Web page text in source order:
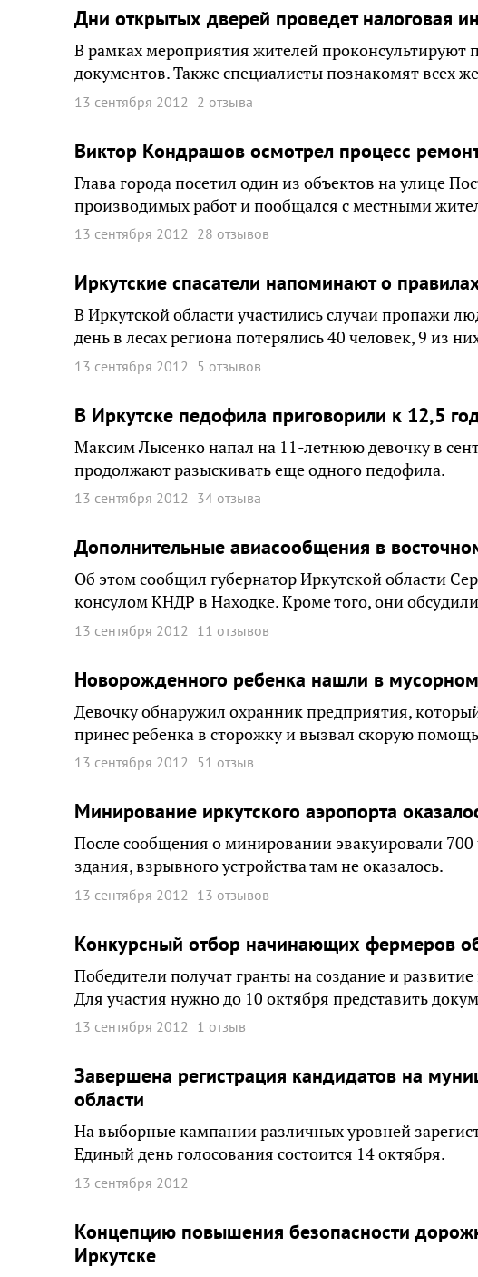
Дни открытых дверей проведет налоговая
В рамках мероприятия жителей
документов. Также специалисты познакомят всех
13 сентября 2012 2 отзыва
Виктор Кондрашов осмотрел процесс
Глава города посетил один из объектов на улице
производимых работ и пообщался с местными
13 сентября 2012 28 отзывов
Иркутские спасатели напоминают о
В Иркутской области участились случаи пропажи
день в лесах региона потерялись 40 человек, 9 из
13 сентября 2012 5 отзывов
В Иркутске педофила приговорили к 12,5
Максим Лысенко напал на 11-летнюю девочку в
продолжают разыскивать еще одного педофила.
13 сентября 2012 34 отзыва
Дополнительные авиасообщения в
Об этом сообщил губернатор Иркутской области
консулом КНДР в Находке. Кроме того, они
13 сентября 2012 11 отзывов
Новорожденного ребенка нашли в мусорном
Девочку обнаружил охранник предприятия,
принес ребенка в сторожку и вызвал скорую
13 сентября 2012 51 отзыв
Минирование иркутского аэропорта
После сообщения о минировании эвакуировали
здания, взрывного устройства там не оказалось.
13 сентября 2012 13 отзывов
Конкурсный отбор начинающих фермеров
Победители получат гранты на создание и
Для участия нужно до 10 октября представить
13 сентября 2012 1 отзыв
Завершена регистрация кандидатов на
области
На выборные кампании различных уровней
Единый день голосования состоится 14 октября.
13 сентября 2012
Концепцию повышения безопасности
Иркутске